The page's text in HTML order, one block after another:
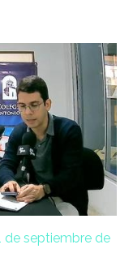
de septiembre de